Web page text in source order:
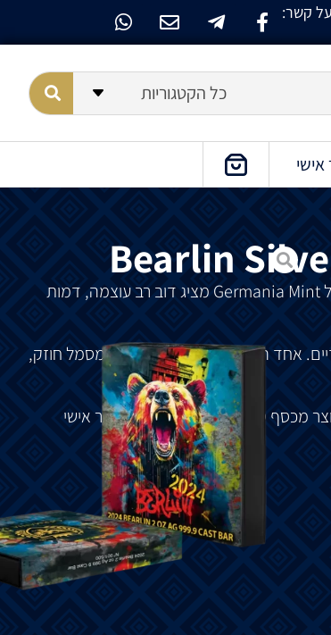
קשר:
כל הקטגוריות
אישי
Bearlin
מציגדוב רבעוצמה, דמות
. אחד המוכריםשבהםהואדובהמסמלחוזק,
מכסף טהור999.9, מסומןבמספראישי